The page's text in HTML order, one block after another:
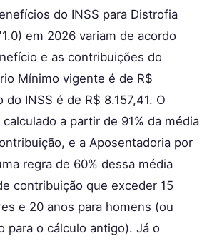
do INSS para Distrofia
em 2026 variam de acordo
e as contribuições do
Mínimo vigente é de R$
do INSS é de R$ 8.157,41. O
a partir de 91% da média
e a Aposentadoria por
regra de 60% dessa média
contribuição que exceder 15
e 20 anos para homens (ou
para o cálculo antigo). Já o